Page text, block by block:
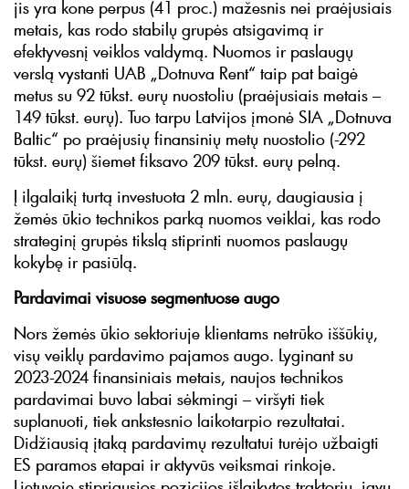
jis yra kone perpus (41 proc.) mažesnis nei praėjusiais
metais, kas rodo stabilų grupės atsigavimą ir
efektyvesnį veiklos valdymą. Nuomos ir paslaugų
verslą vystanti UAB „Dotnuva Rent“ taip pat baigė
metus su 92 tūkst. eurų nuostoliu (praėjusiais metais –
149 tūkst. eurų). Tuo tarpu Latvijos įmonė SIA „Dotnuva
Baltic“ po praėjusių finansinių metų nuostolio (-292
tūkst. eurų) šiemet fiksavo 209 tūkst. eurų pelną.
Į ilgalaikį turtą investuota 2 mln. eurų, daugiausia į
žemės ūkio technikos parką nuomos veiklai, kas rodo
strateginį grupės tikslą stiprinti nuomos paslaugų
kokybę ir pasiūlą.
Pardavimai visuose segmentuose augo
Nors žemės ūkio sektoriuje klientams netrūko iššūkių,
visų veiklų pardavimo pajamos augo. Lyginant su
2023-2024 finansiniais metais, naujos technikos
pardavimai buvo labai sėkmingi – viršyti tiek
suplanuoti, tiek ankstesnio laikotarpio rezultatai.
Didžiausią įtaką pardavimų rezultatui turėjo užbaigti
ES paramos etapai ir aktyvūs veiksmai rinkoje.